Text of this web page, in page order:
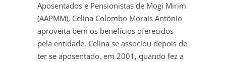
Aposentados e Pensionistas de Mogi Mirim
(AAPMM), Celina Colombo Morais Antônio
aproveita bem os benefícios oferecidos
pela entidade. Celina se associou depois de
ter se aposentado, em 2001, quando fez a